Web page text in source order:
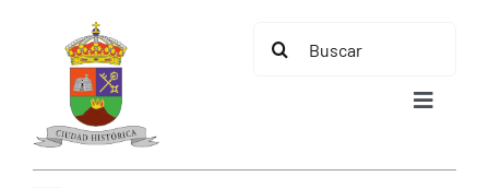
contenido
Buscar:
Toggle